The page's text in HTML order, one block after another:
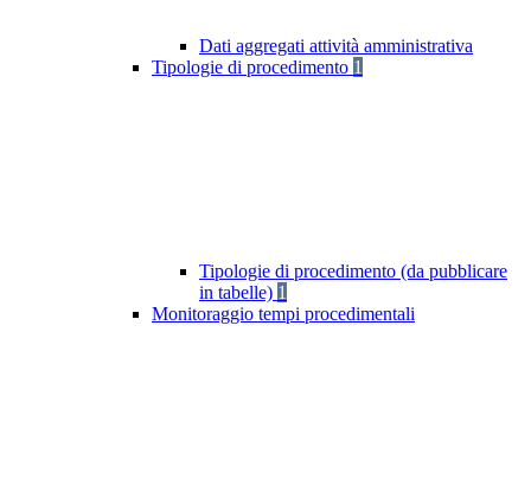
Dati aggregati attività amministrativa
Tipologie di procedimento 1
Tipologie di procedimento (da pubblicare
in tabelle) 1
Monitoraggio tempi procedimentali